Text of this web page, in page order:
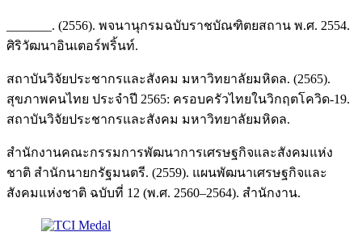
_______. (2556). พจนานุกรมฉบับราชบัณฑิตยสถาน พ.ศ. 2554.
ศิริวัฒนาอินเตอร์พริ้นท์.
สถาบันวิจัยประชากรและสังคม มหาวิทยาลัยมหิดล. (2565).
สุขภาพคนไทย ประจำปี 2565: ครอบครัวไทยในวิกฤตโควิด-19.
สถาบันวิจัยประชากรและสังคม มหาวิทยาลัยมหิดล.
สำนักงานคณะกรรมการพัฒนาการเศรษฐกิจและสังคมแห่ง
ชาติ สำนักนายกรัฐมนตรี. (2559). แผนพัฒนาเศรษฐกิจและ
สังคมแห่งชาติ ฉบับที่ 12 (พ.ศ. 2560–2564). สำนักงาน.